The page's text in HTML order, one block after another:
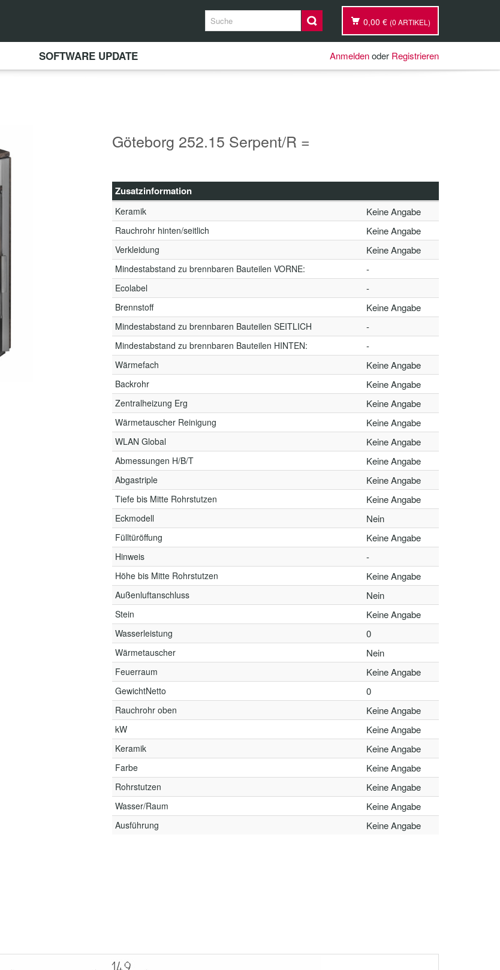
0,00 € (0 ARTIKEL)
SOFTWARE UPDATE Anmeldenoder Registrieren
Göteborg 252.15 Serpent/R =
Zusatzinformation
Keramik Keine Angabe
Rauchrohr hinten/seitlich Keine Angabe
Verkleidung Keine Angabe
Mindestabstand zu brennbaren Bauteilen VORNE: -
Ecolabel -
Brennstoff Keine Angabe
Mindestabstand zu brennbaren Bauteilen SEITLICH -
Mindestabstand zu brennbaren Bauteilen HINTEN: -
Wärmefach Keine Angabe
Backrohr Keine Angabe
Zentralheizung Erg Keine Angabe
Wärmetauscher Reinigung Keine Angabe
WLAN Global Keine Angabe
Abmessungen H/B/T Keine Angabe
Abgastriple Keine Angabe
Tiefe bis Mitte Rohrstutzen Keine Angabe
Eckmodell Nein
Fülltüröffung Keine Angabe
Hinweis -
Höhe bis Mitte Rohrstutzen Keine Angabe
Außenluftanschluss Nein
Stein Keine Angabe
Wasserleistung 0
Wärmetauscher Nein
Feuerraum Keine Angabe
GewichtNetto 0
Rauchrohr oben Keine Angabe
kW Keine Angabe
Keramik Keine Angabe
Farbe Keine Angabe
Rohrstutzen Keine Angabe
Wasser/Raum Keine Angabe
Ausführung Keine Angabe